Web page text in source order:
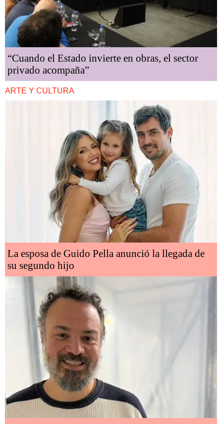
“Cuando el Estado invierte en obras, el sector
privado acompaña”
ARTE Y CULTURA
La esposa de Guido Pella anunció la llegada de
su segundo hijo